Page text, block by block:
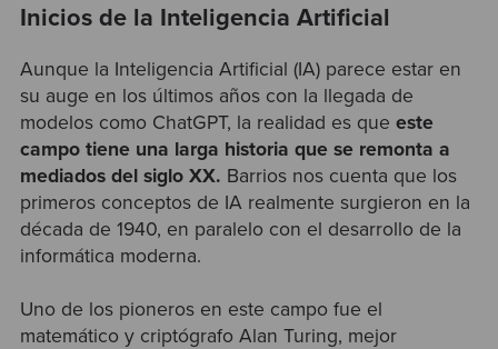
Inicios de la Inteligencia Artificial
Aunque la Inteligencia Artificial (IA) parece estar en
su auge en los últimos años con la llegada de
modelos como ChatGPT, la realidad es que este
campo tiene una larga historia que se remonta a
mediados del siglo XX. Barrios nos cuenta que los
primeros conceptos de IA realmente surgieron en la
década de 1940, en paralelo con el desarrollo de la
informática moderna.
Uno de los pioneros en este campo fue el
matemático y criptógrafo Alan Turing, mejor